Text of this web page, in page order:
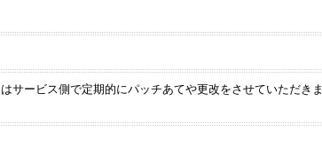
サービス側で定期的にパッチあてや更改をさせていただきま